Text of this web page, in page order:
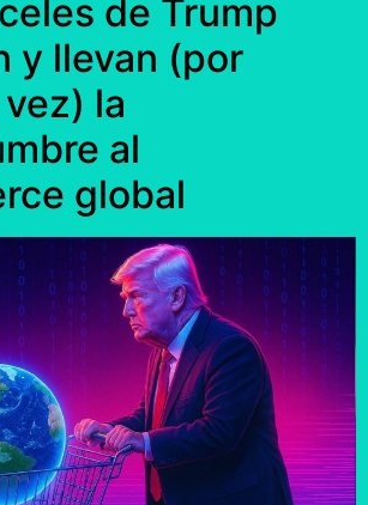
de Trump
y llevan (por
la
al
global